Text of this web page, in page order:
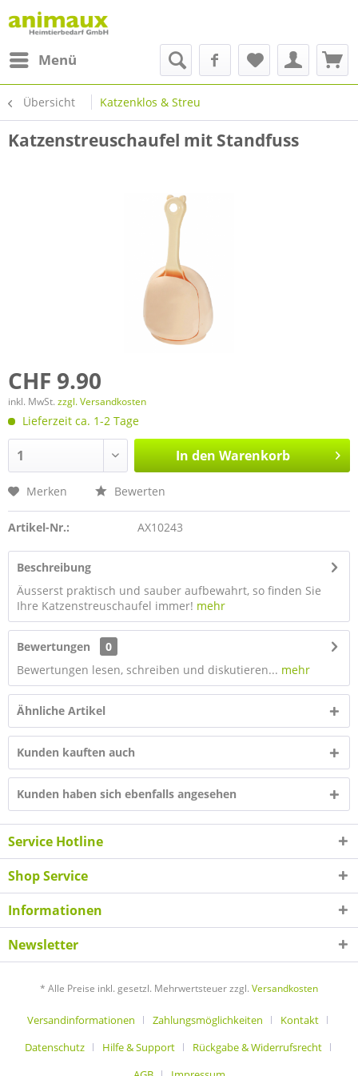
Menü
Übersicht Katzenklos & Streu
Katzenstreuschaufel mit Standfuss
CHF 9.90
inkl. MwSt. zzgl. Versandkosten
Lieferzeit ca. 1-2 Tage
In den Warenkorb
Merken Bewerten
Artikel-Nr.: AX10243
Beschreibung
Äusserst praktisch und sauber aufbewahrt, so finden Sie
Ihre Katzenstreuschaufel immer! mehr
Bewertungen
0
Bewertungen lesen, schreiben und diskutieren... mehr
Ähnliche Artikel
Kunden kauften auch
Kunden haben sich ebenfalls angesehen
Service Hotline
Shop Service
Informationen
Newsletter
* Alle Preise inkl. gesetzl. Mehrwertsteuer zzgl. Versandkosten
Versandinformationen Zahlungsmöglichkeiten
Kontakt
Datenschutz
Hilfe & Support
Rückgabe & Widerrufsrecht